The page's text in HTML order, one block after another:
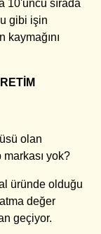
10'uncu sırada
gibi işin
kaymağını
olan
yok?
üründe olduğu
değer
geçiyor.